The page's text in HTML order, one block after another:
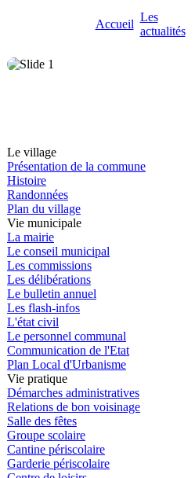
Accueil
Les
actualités
Le village
Présentation de la commune
Histoire
Randonnées
Plan du village
Vie municipale
La mairie
Le conseil municipal
Les commissions
Les délibérations
Le bulletin annuel
Les flash-infos
L'état civil
Le personnel communal
Communication de l'Etat
Plan Local d'Urbanisme
Vie pratique
Démarches administratives
Relations de bon voisinage
Salle des fêtes
Groupe scolaire
Cantine périscolaire
Garderie périscolaire